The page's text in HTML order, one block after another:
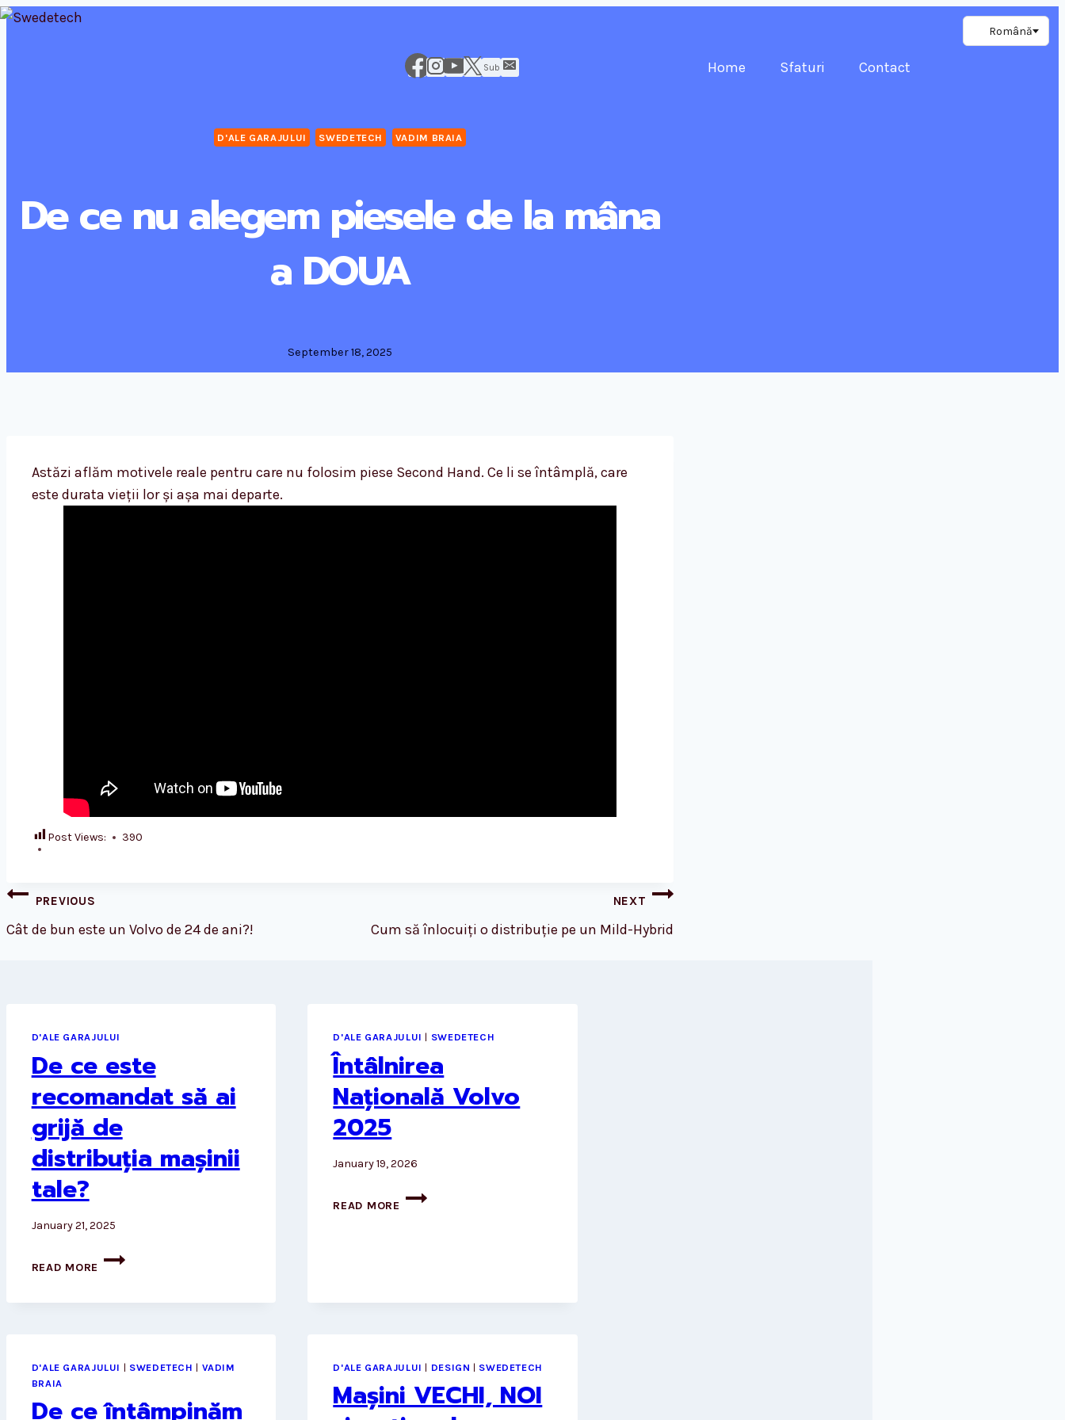
Skip
Sub Home Sfaturi Contact
D'ALE GARAJULUI SWEDETECH VADIM BRAIA
De ce nu alegem piesele de la mâna
a DOUA
September 18, 2025
Astăzi aflăm motivele reale pentru care nu folosim piese Second Hand. Ce li se întâmplă, care
este durata vieții lor și așa mai departe.
Post Views: 390
Post
navigation
PREVIOUS
Cât de bun este un Volvo de 24 de ani?!
NEXT
Cum să înlocuiți o distribuție pe un Mild-Hybrid
D'ALE GARAJULUI
De ce este
recomandat să ai
grijă de
distribuția mașinii
tale?
January 21, 2025
READ MORE
DE
GRIJĂ
DISTRIBUȚIA
D'ALE GARAJULUI | SWEDETECH
Întâlnirea
Națională Volvo
2025
January 19, 2026
READ MORE
ÎNTÂLNIREA
D'ALE GARAJULUI | SWEDETECH | VADIM
BRAIA
De ce întâmpinăm
D'ALE GARAJULUI | DESIGN | SWEDETECH
Mașini VECHI, NOI